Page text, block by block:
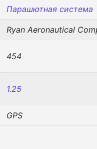
Парашютная система
Ryan Aeronautical
454
1.25
GPS